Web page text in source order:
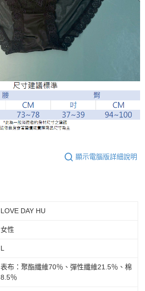
顯示電腦版詳細說明
LOVE DAY HU
女性
L
表布：聚酯纖維70％、彈性纖維21.5％、棉
8.5％